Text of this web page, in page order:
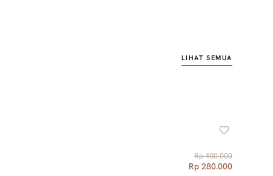
LIHAT SEMUA
Rp 400.000
Rp 280.000